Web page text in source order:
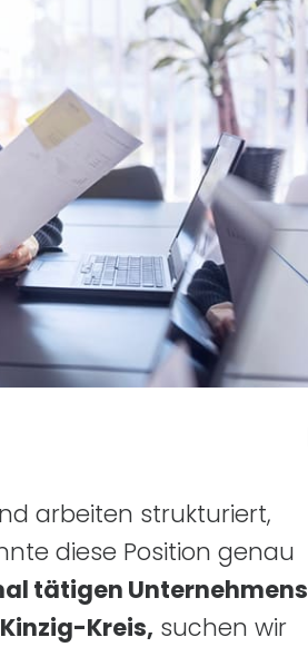
arbeiten strukturiert,
diese Position genau
tätigen Unternehmens
Kreis, suchen wir